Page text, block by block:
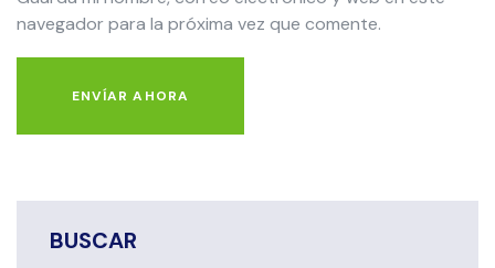
navegador para la próxima vez que comente.
ENVÍAR AHORA
BUSCAR